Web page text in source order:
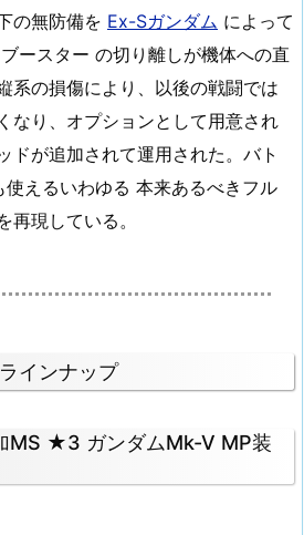
の無防備を Ex-Sガンダム によって
ースター の切り離しが機体への直
系の損傷により、以後の戦闘では
なり、オプションとして用意され
ドが追加されて運用された。バト
えるいわゆる 本来あるべきフル
再現している。
インナップ
MS ★3 ガンダムMk-V MP装